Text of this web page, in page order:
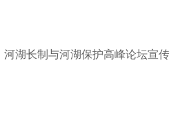
长制与河湖保护高峰论坛宣